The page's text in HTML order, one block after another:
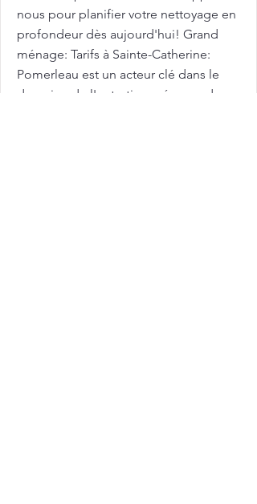
nous pour planifier votre nettoyage en
profondeur dès aujourd'hui! Grand
ménage: Tarifs à Sainte-Catherine:
Pomerleau est un acteur clé dans le
domaine de l'entretien ménager de